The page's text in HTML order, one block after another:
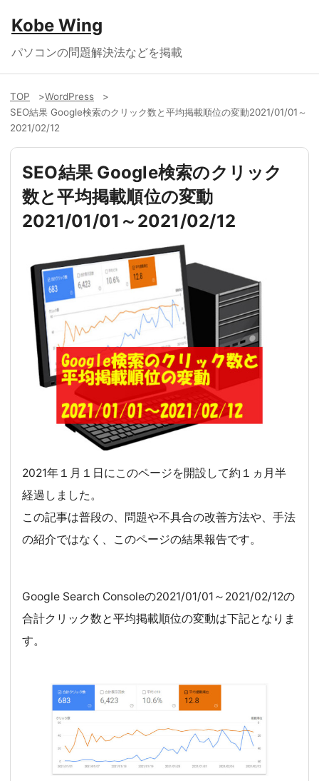
Kobe Wing
パソコンの問題解決法などを掲載
TOP
WordPress
SEO結果 Google検索のクリック数と平均掲載順位の変動2021/01/01～
2021/02/12
SEO結果 Google検索のクリック
数と平均掲載順位の変動
2021/01/01～2021/02/12
2021年１月１日にこのページを開設して約１ヵ月半
経過しました。
この記事は普段の、問題や不具合の改善方法や、手法
の紹介ではなく、このページの結果報告です。
Google Search Consoleの2021/01/01～2021/02/12の
合計クリック数と平均掲載順位の変動は下記となりま
す。